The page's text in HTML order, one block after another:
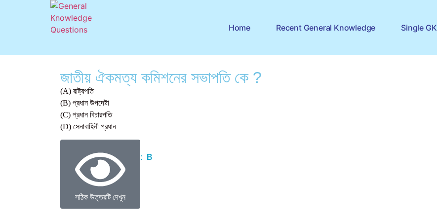
Home Recent General Knowledge Single GK
জাতীয় ঐকমত্য কমিশনের সভাপতি কে ?
(A) রাষ্ট্রপতি
(B) প্রধান উপদেষ্টা
(C) প্রধান বিচারপতি
(D) সেনাবাহিনী প্রধান
Correct Answer : B
সঠিক উত্তরটি দেখুন